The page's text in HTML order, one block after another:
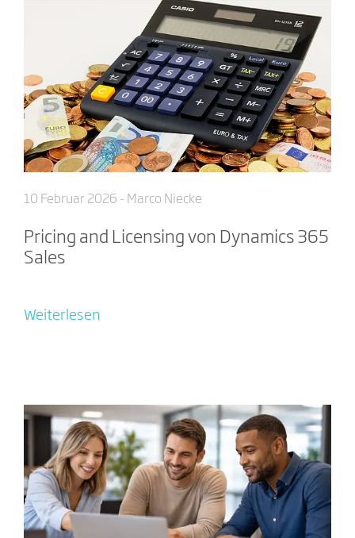
10 Februar 2026 - Marco Niecke
Pricing and Licensing von Dynamics 365
Sales
Weiterlesen